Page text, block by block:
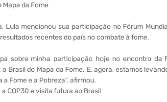
Mapa da Fome
Lula mencionou sua participação no Fórum
recentes do país no combate à fome.
sobre minha participação hoje no encontro da
Brasil do Mapa da Fome. E, agora, estamos
a Fome e a Pobreza”, afirmou.
COP30 e visita futura ao Brasil